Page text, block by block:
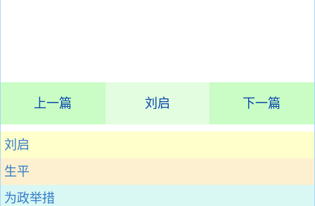
上一篇 刘启 下一篇
刘启
生平
为政举措